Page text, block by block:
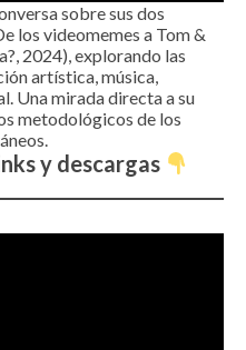
sobre sus dos
los videomemes a Tom &
2024), explorando las
artística, música,
Una mirada directa a su
metodológicos de los
y descargas